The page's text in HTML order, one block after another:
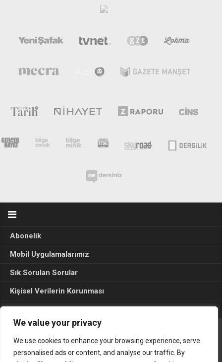
We value your privacy
We use cookies to enhance your browsing experience, serve
personalised ads or content, and analyse our traffic. By
Abonelik
Mobil Uygulamalarımız
Sık Sorulan Sorular
Kişisel Verilerin Korunması
Seçim Sonuçları 2024
Gerçek Hayat © 2015. Her hakkı sakldır.